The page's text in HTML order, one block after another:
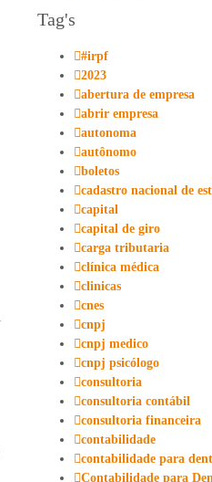
Tag's
#irpf
2023
abertura de empresa
abrir empresa
autonoma
autônomo
boletos
cadastro nacional de
capital
capital de giro
carga tributaria
clínica médica
clinicas
cnes
cnpj
cnpj medico
cnpj psicólogo
consultoria
consultoria contábil
consultoria financeira
contabilidade
contabilidade para
Contabilidade para